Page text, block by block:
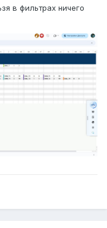
в фильтрах ничего